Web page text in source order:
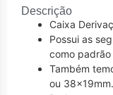
Descrição
Caixa
Possui as
como
Também
ou 38x19mm.